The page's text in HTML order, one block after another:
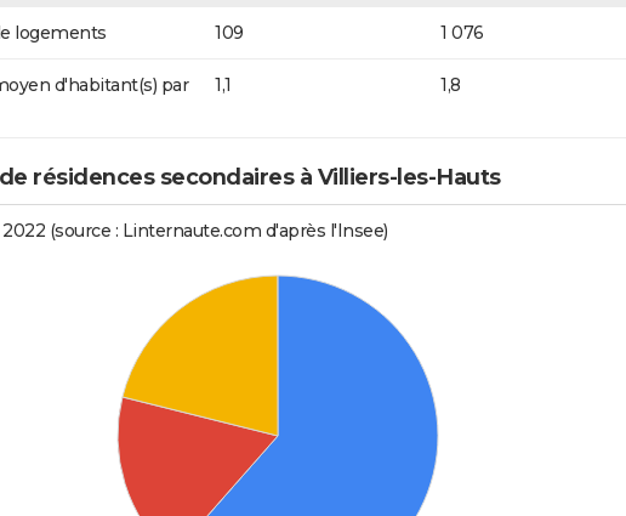
logements 109 1 076
d'habitant(s) par
1,1 1,8
résidences secondaires à Villiers-les-Hauts
(source : Linternaute.com d'après l'Insee)